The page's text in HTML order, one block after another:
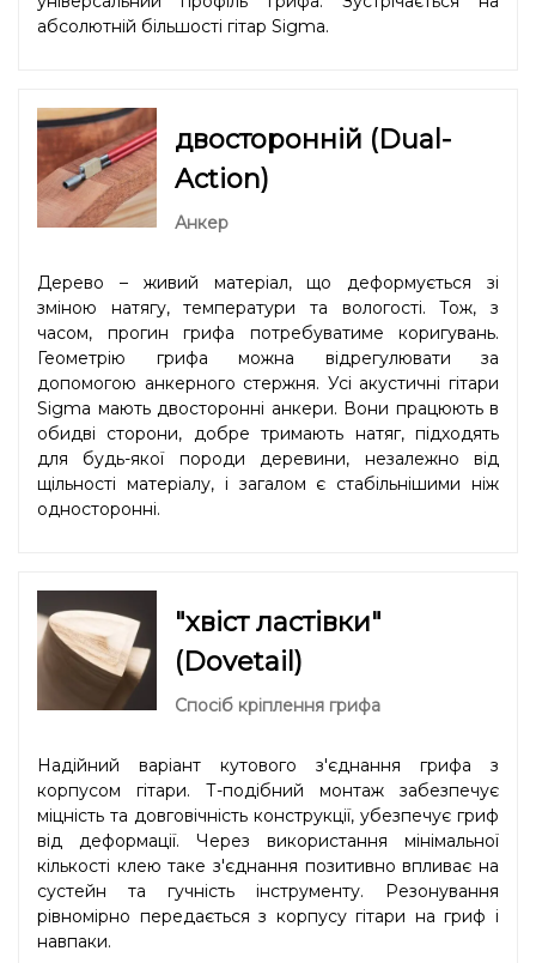
абсолютній більшості гітар Sigma.
двосторонній (Dual-
Action)
Анкер
Дерево – живий матеріал, що деформується зі
зміною натягу, температури та вологості. Тож, з
часом, прогин грифа потребуватиме коригувань.
Геометрію грифа можна відрегулювати за
допомогою анкерного стержня. Усі акустичні гітари
Sigma мають двосторонні анкери. Вони працюють в
обидві сторони, добре тримають натяг, підходять
для будь-якої породи деревини, незалежно від
щільності матеріалу, і загалом є стабільнішими ніж
односторонні.
"хвіст ластівки"
(Dovetail)
Спосіб кріплення грифа
Надійний варіант кутового з'єднання грифа з
корпусом гітари. Т-подібний монтаж забезпечує
міцність та довговічність конструкції, убезпечує гриф
від деформації. Через використання мінімальної
кількості клею таке з'єднання позитивно впливає на
сустейн та гучність інструменту. Резонування
рівномірно передається з корпусу гітари на гриф і
навпаки.